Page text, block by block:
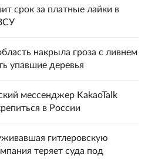
срок за платные лайки в
накрыла гроза с ливнем
упавшие деревья
мессенджер KakaoTalk
в России
гитлеровскую
теряет суда под